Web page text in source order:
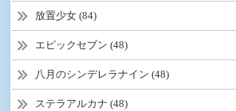
放置少女 (84)
エピックセブン (48)
八月のシンデレラナイン (48)
ステラアルカナ (48)